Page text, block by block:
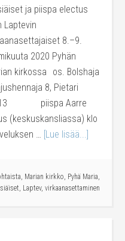
ja piispa electus
Laptevin
8.–9.
2020 Pyhän
kirkossa os. Bolshaja
8, Pietari
klo 13 piispa Aarre
(keskuskansliassa) klo
… [Lue lisää...]
, Marian kirkko, Pyhä Maria,
, Laptev, virkaanasettaminen